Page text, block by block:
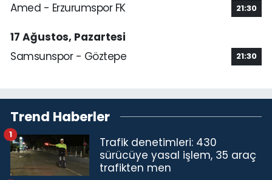
Amed - Erzurumspor FK 21:30
17 Ağustos, Pazartesi
Samsunspor - Göztepe
21:30
Trend Haberler
Trafik denetimleri: 430
sürücüye yasal işlem, 35 araç
trafikten men
1